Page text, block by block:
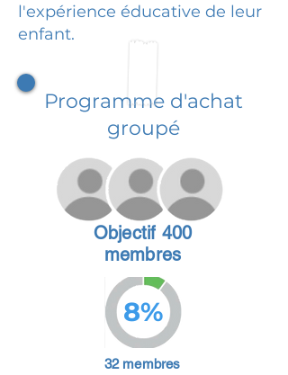
l'expérience éducative de leur
enfant.
Programme d'achat
groupé
Objectif 400
membres
8%
32 membres